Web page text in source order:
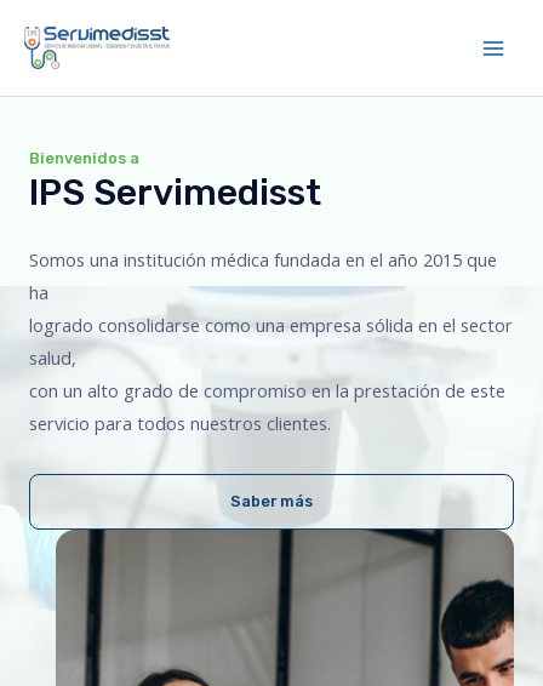
Bienvenidos a
IPS Servimedisst
Somos una institución médica fundada en el año 2015 que
ha
logrado consolidarse como una empresa sólida en el sector
salud,
con un alto grado de compromiso en la prestación de este
servicio para todos nuestros clientes.
Saber más